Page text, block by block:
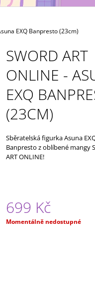
EXQ Banpresto (23cm)
SWORD ART
ONLINE -
EXQ
(23CM)
Sběratelská figurka Asuna
Banpresto z oblíbené mangy
ART ONLINE!
699 Kč
Měrná
Momentálně nedostupné